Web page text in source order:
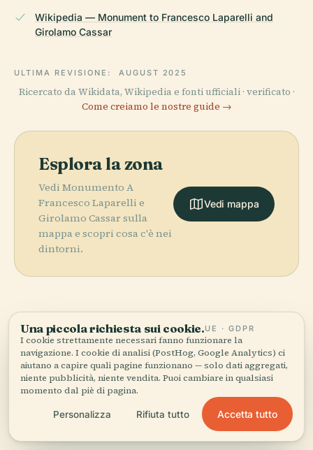
Wikipedia — Monument to Francesco Laparelli and
Girolamo Cassar
ULTIMA REVISIONE: AUGUST 2025
Ricercato da Wikidata, Wikipedia e fonti ufficiali · verificato ·
Come creiamo le nostre guide →
Esplora la zona
Vedi Monumento A
Francesco Laparelli e
Girolamo Cassar sulla
mappa e scopri cosa c'è nei
dintorni.
Vedi mappa
More inLa Valletta.
94 luoghi da scoprire — alcuni da abbinare.
PLACE
Concattedrale
di San Giovanni
PLACE
Biblioteca
Nazionale di
Malta
PLACE
Teatro Manoel
PLACE
Royal Opera
House (La
Valletta)
Una piccola richiesta sui cookie.UE · GDPR
I cookie strettamente necessari fanno funzionare la
navigazione. I cookie di analisi (PostHog, Google Analytics) ci
aiutano a capire quali pagine funzionano — solo dati aggregati,
niente pubblicità, niente vendita. Puoi cambiare in qualsiasi
momento dal piè di pagina.
Personalizza Rifiuta tutto Accetta tutto